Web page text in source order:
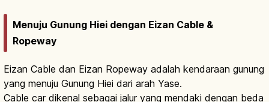
Menuju Gunung Hiei dengan Eizan Cable &
Ropeway
Eizan Cable dan Eizan Ropeway adalah kendaraan gunung
yang menuju Gunung Hiei dari arah Yase.
Cable car dikenal sebagai jalur yang mendaki dengan beda